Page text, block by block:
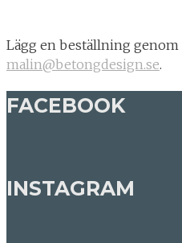
Lägg en beställning
malin@betongdesign.se.
FACEBOOK
INSTAGRAM